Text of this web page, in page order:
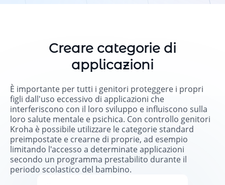
Creare categorie di
applicazioni
È importante per tutti i genitori proteggere i propri
figli dall'uso eccessivo di applicazioni che
interferiscono con il loro sviluppo e influiscono sulla
loro salute mentale e psichica. Con controllo genitori
Kroha è possibile utilizzare le categorie standard
preimpostate e crearne di proprie, ad esempio
limitando l'accesso a determinate applicazioni
secondo un programma prestabilito durante il
periodo scolastico del bambino.